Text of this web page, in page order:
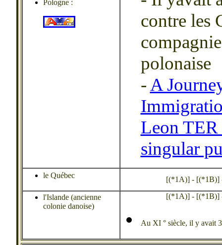
Pologne :
contre les
polonaise
- A
Leon
singular
le Québec [(*1A)] - [(*1B)]
l'Islande (ancienne
colonie danoise)
[(*1A)] - [(*1B)]
Au XI ° siècle, il y avait